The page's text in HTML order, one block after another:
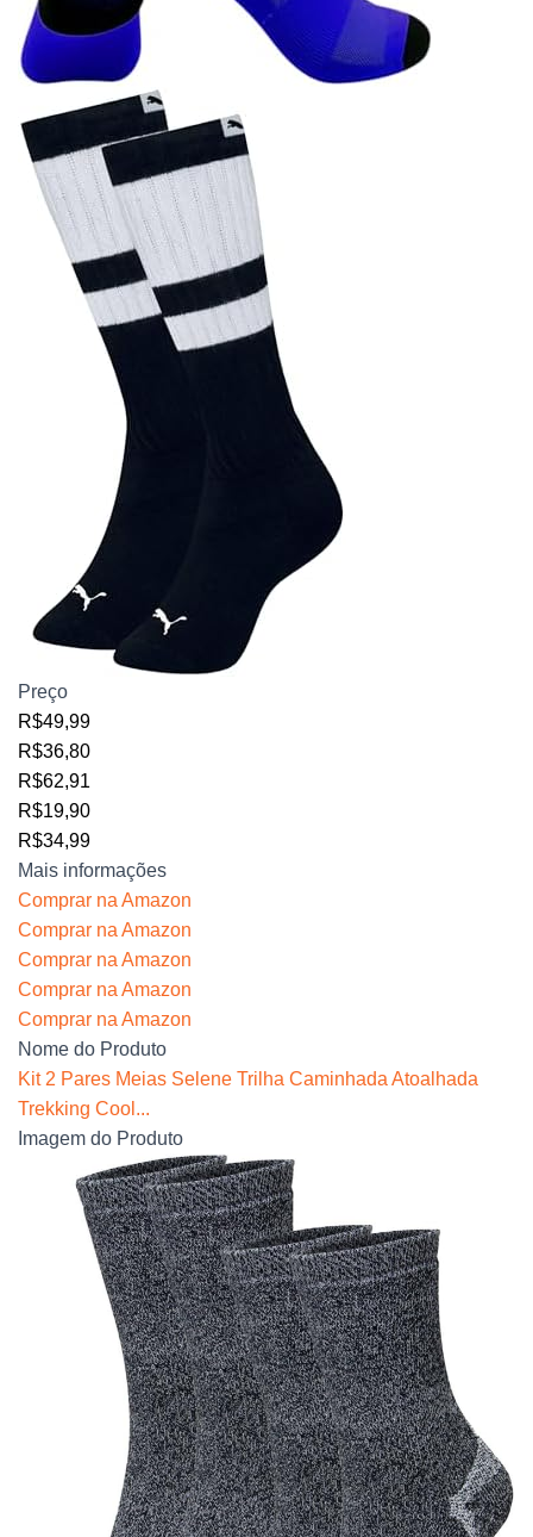
Preço
R$49,99
R$36,80
R$62,91
R$19,90
R$34,99
Mais informações
Comprar na Amazon
Comprar na Amazon
Comprar na Amazon
Comprar na Amazon
Comprar na Amazon
Nome do Produto
Kit 2 Pares Meias Selene Trilha Caminhada Atoalhada
Trekking Cool...
Imagem do Produto